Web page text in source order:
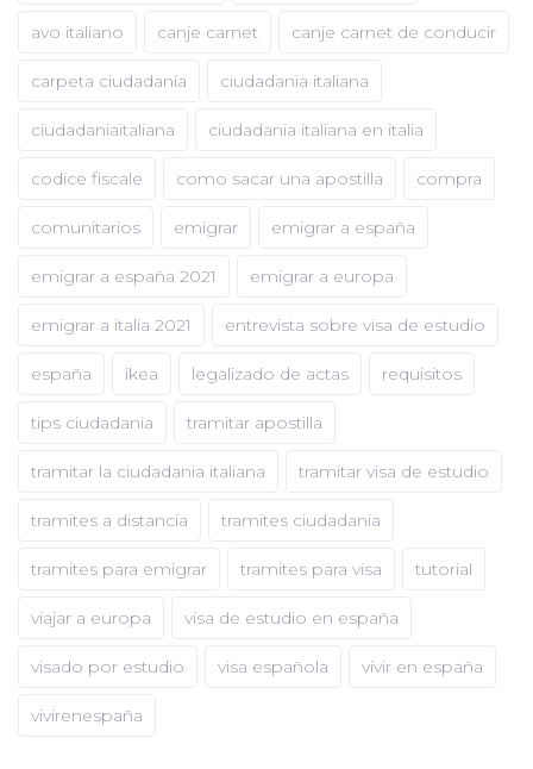
avo italiano canje carnet canje carnet de conducir
carpeta ciudadanía ciudadania italiana
ciudadaniaitaliana ciudadania italiana en italia
codice fiscale como sacar una apostilla compra
comunitarios emigrar emigrar a españa
emigrar a españa 2021 emigrar a europa
emigrar a italia 2021 entrevista sobre visa de estudio
españa ikea legalizado de actas requisitos
tips ciudadania tramitar apostilla
tramitar la ciudadania italiana tramitar visa de estudio
tramites a distancia tramites ciudadania
tramites para emigrar tramites para visa tutorial
viajar a europa visa de estudio en españa
visado por estudio visa española vivir en españa
vivirenespaña